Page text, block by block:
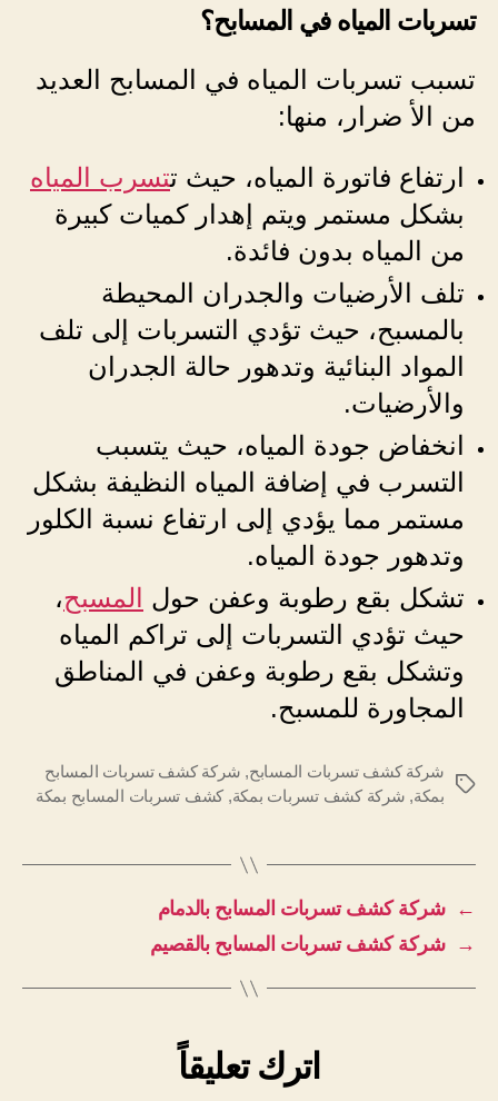
تسربات المياه في المسابح؟
تسبب تسربات المياه في المسابح العديد
من الأ ضرار، منها:
ارتفاع فاتورة المياه، حيث تتسرب المياه
بشكل مستمر ويتم إهدار كميات كبيرة
من المياه بدون فائدة.
تلف الأرضيات والجدران المحيطة
بالمسبح، حيث تؤدي التسربات إلى تلف
المواد البنائية وتدهور حالة الجدران
والأرضيات.
انخفاض جودة المياه، حيث يتسبب
التسرب في إضافة المياه النظيفة بشكل
مستمر مما يؤدي إلى ارتفاع نسبة الكلور
وتدهور جودة المياه.
تشكل بقع رطوبة وعفن حول
المسبح،
حيث تؤدي التسربات إلى تراكم المياه
وتشكل بقع رطوبة وعفن في المناطق
المجاورة للمسبح.
الوسوم
شركة كشف تسربات المسابح, شركة كشف تسربات المسابح
بمكة, شركة كشف تسربات بمكة, كشف تسربات المسابح بمكة
←
شركة كشف تسربات المسابح بالدمام
→
شركة كشف تسربات المسابح بالقصيم
اترك تعليقاً